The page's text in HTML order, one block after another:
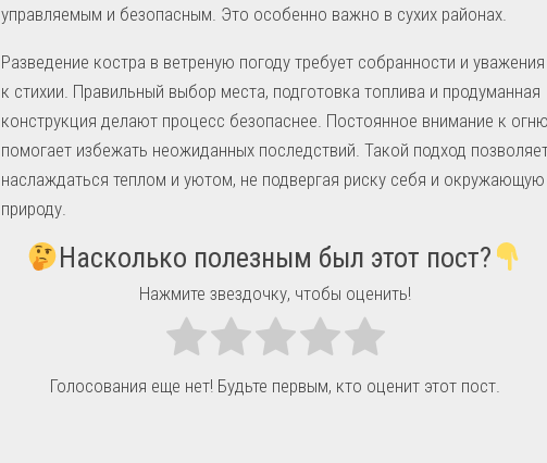
управляемым и безопасным. Это особенно важно в сухих районах.
Разведение костра в ветреную погоду требует собранности и уважения
к стихии. Правильный выбор места, подготовка топлива и продуманная
конструкция делают процесс безопаснее. Постоянное внимание к огню
помогает избежать неожиданных последствий. Такой подход
наслаждаться теплом и уютом, не подвергая риску себя и окружающую
природу.
Насколько полезным был этот пост?
Нажмите звездочку, чтобы оценить!
Голосования еще нет! Будьте первым, кто оценит этот пост.